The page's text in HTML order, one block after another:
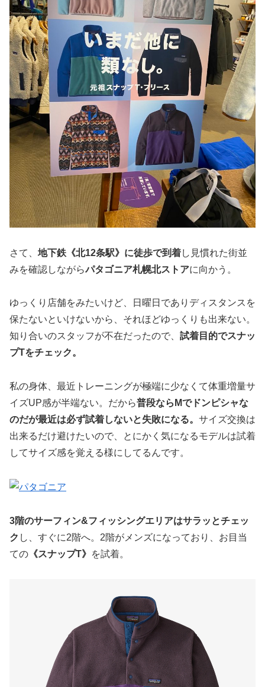
さて、 地下鉄《北12条駅》に徒歩で到着し見慣れた街並
みを確認しながらパタゴニア札幌北ストアに向かう。
ゆっくり店舗をみたいけど、日曜日でありディスタンスを
保たないといけないから、それほどゆっくりも出来ない。
知り合いのスタッフが不在だったので、 試着目的でスナッ
プTをチェック。
私の身体、最近トレーニングが極端に少なくて体重増量サ
イズUP感が半端ない。だから普段ならMでドンピシャな
のだが最近は必ず試着しないと失敗になる。 サイズ交換は
出来るだけ避けたいので、とにかく気になるモデルは試着
してサイズ感を覚える様にしてるんです。
3階のサーフィン&フィッシングエリアはサラッとチェッ
ク し、すぐに2階へ。2階がメンズになっており、お目当
ての 《スナップT》 を試着。